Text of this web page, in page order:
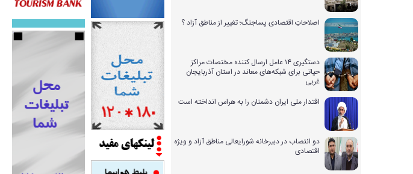
اصلاحاتِ اقتصادی پساجنگ؛ تغییر از مناطق آزاد ؟
دستگیری ۱۴ عامل ارسال کننده مختصات مراکز
حیاتی برای شبکه‌های معاند در استان آذربایجان
غربی
اقتدار ملی ایران دشمنان را به هراس انداخته است
دو انتصاب در دبیرخانه شورایعالی مناطق آزاد و ویژه
اقتصادی